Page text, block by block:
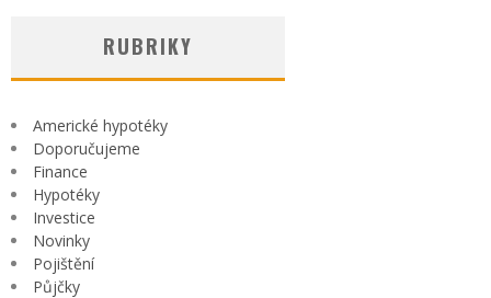
RUBRIKY
Americké hypotéky
Doporučujeme
Finance
Hypotéky
Investice
Novinky
Pojištění
Půjčky